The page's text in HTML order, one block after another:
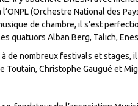
l’ONPL (Orchestre National des
de chambre, il s’est
quatuors Alban Berg, Talich,
de nombreux festivals et stages,
Toutain, Christophe Gaugué et